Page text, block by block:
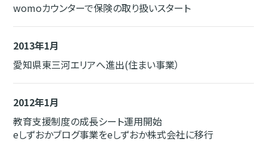
womoカウンターで保険の取り扱いスタート
2013年1月
愛知県東三河エリアへ進出(住まい事業）
2012年1月
教育支援制度の成長シート運用開始
eしずおかブログ事業をeしずおか株式会社に移行